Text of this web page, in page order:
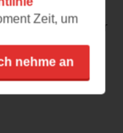
stark. Wer
liegt hier
Zeit, um
nehme an